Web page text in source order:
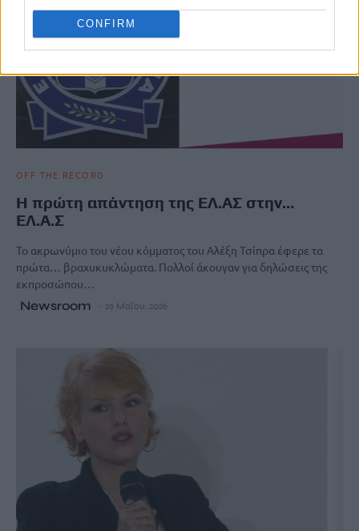
CONFIRM
OFF THE RECORD
Η πρώτη απάντηση της ΕΛ.ΑΣ στην…
ΕΛ.Α.Σ
Το ακρωνύμιο του νέου κόμματος του Αλέξη Τσίπρα έφερε τα
πρώτα… βραχυκυκλώματα. Πολλοί άκουγαν για δηλώσεις της
εκπροσώπου…
Newsroom 29 Μαΐου, 2026